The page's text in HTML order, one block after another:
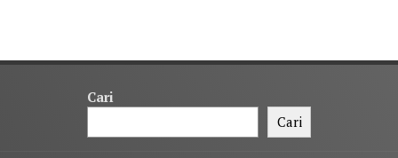
Cari
Cari